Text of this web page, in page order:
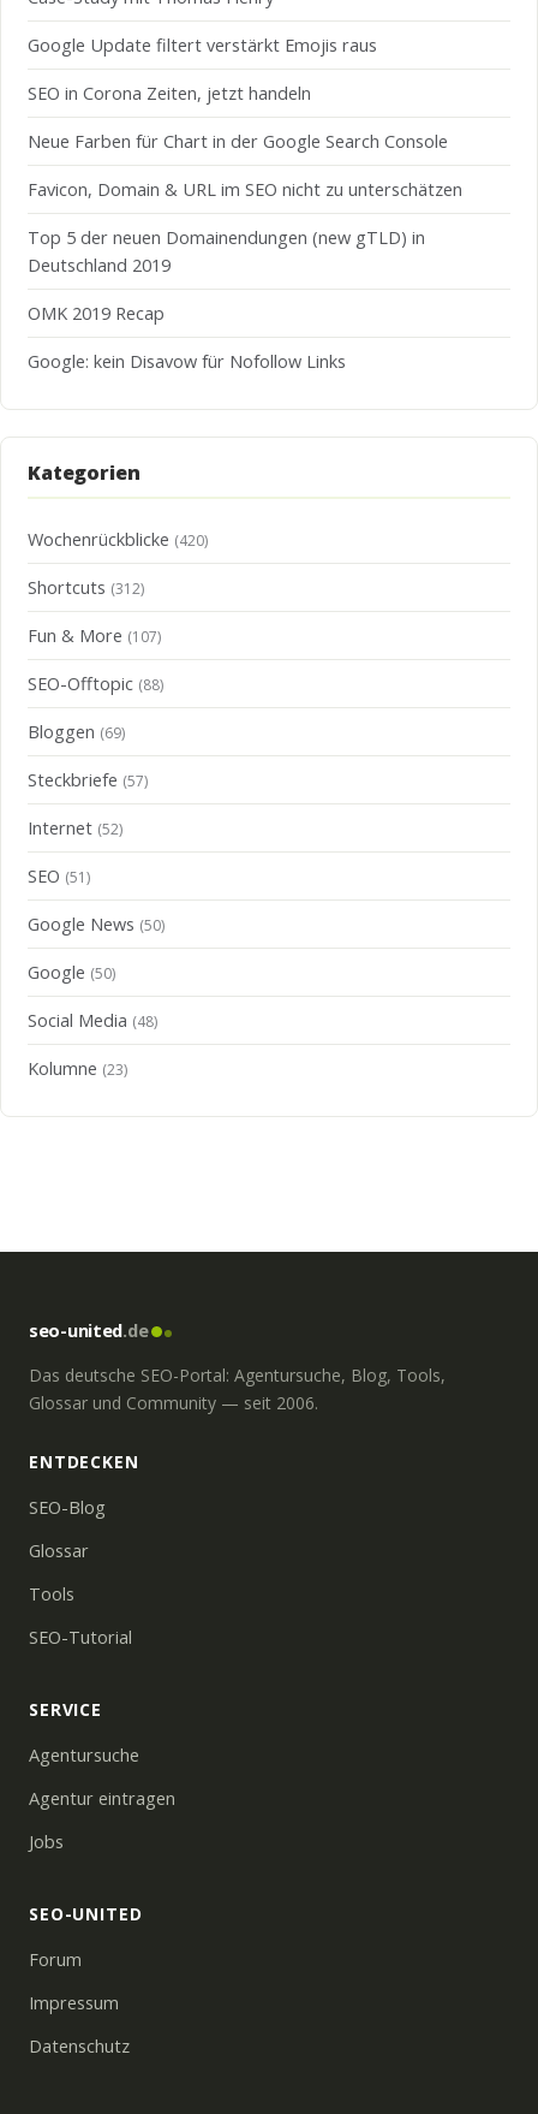
Google Update filtert verstärkt Emojis raus
SEO in Corona Zeiten, jetzt handeln
Neue Farben für Chart in der Google Search Console
Favicon, Domain & URL im SEO nicht zu unterschätzen
Top 5 der neuen Domainendungen (new gTLD) in
Deutschland 2019
OMK 2019 Recap
Google: kein Disavow für Nofollow Links
Kategorien
Wochenrückblicke (420)
Shortcuts (312)
Fun & More (107)
SEO-Offtopic (88)
Bloggen (69)
Steckbriefe (57)
Internet (52)
SEO (51)
Google News (50)
Google (50)
Social Media (48)
Kolumne (23)
seo-united.de
Das deutsche SEO-Portal: Agentursuche, Blog, Tools,
Glossar und Community — seit 2006.
ENTDECKEN
SEO-Blog
Glossar
Tools
SEO-Tutorial
SERVICE
Agentursuche
Agentur eintragen
Jobs
SEO-UNITED
Forum
Impressum
Datenschutz